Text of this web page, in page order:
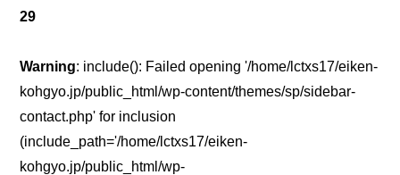
29
Warning: include(): Failed opening '/home/lctxs17/eiken-
kohgyo.jp/public_html/wp-content/themes/sp/sidebar-
contact.php' for inclusion
(include_path='/home/lctxs17/eiken-
kohgyo.jp/public_html/wp-